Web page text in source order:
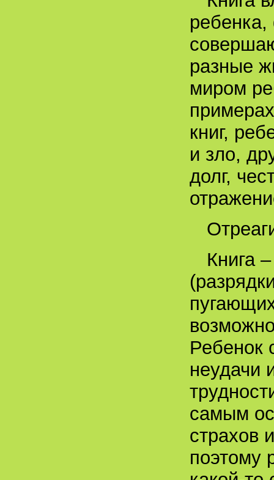
ребенка,
разные
миром
книг,
и зло,
долг,
Книга
Ребенок
неудачи
самым
страхов
поэтому